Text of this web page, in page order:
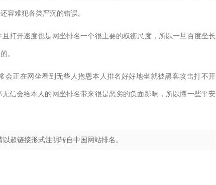
容难犯各类严沉的错误。
开速度也是网坐排名一个很主要的权衡尺度，所以一旦百度坐长
。
正在网坐看到无些人抱恩本人排名好好地坐就被黑客攻击打不开
信会给本人的网坐排名带来很是恶劣的负面影响，所以懂一些平安
超链接形式注明转自中国网站排名 。